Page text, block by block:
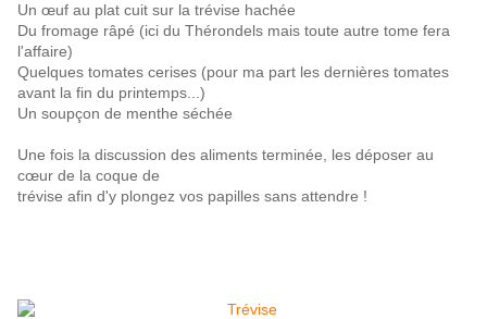
Un œuf au plat cuit sur la trévise hachée
Du fromage râpé (ici du Thérondels mais toute autre tome fera
l'affaire)
Quelques tomates cerises (pour ma part les dernières tomates
avant la fin du printemps...)
Un soupçon de menthe séchée
Une fois la discussion des aliments terminée, les déposer au
cœur de la coque de
trévise afin d'y plongez vos papilles sans attendre !